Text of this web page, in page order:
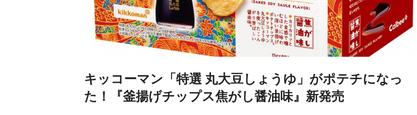
キッコーマン「特選 丸大豆しょうゆ」がポテチになっ
た！『釜揚げチップス焦がし醤油味』新発売